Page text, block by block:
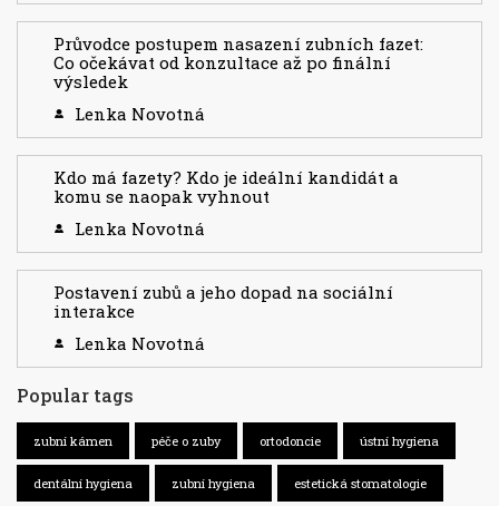
Průvodce postupem nasazení zubních fazet:
Co očekávat od konzultace až po finální
výsledek
Lenka Novotná
Kdo má fazety? Kdo je ideální kandidát a
komu se naopak vyhnout
Lenka Novotná
Postavení zubů a jeho dopad na sociální
interakce
Lenka Novotná
Popular tags
zubní kámen péče o zuby ortodoncie ústní hygiena
dentální hygiena zubní hygiena estetická stomatologie